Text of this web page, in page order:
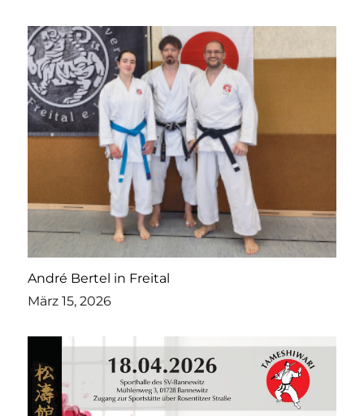
André Bertel in Freital
März 15, 2026